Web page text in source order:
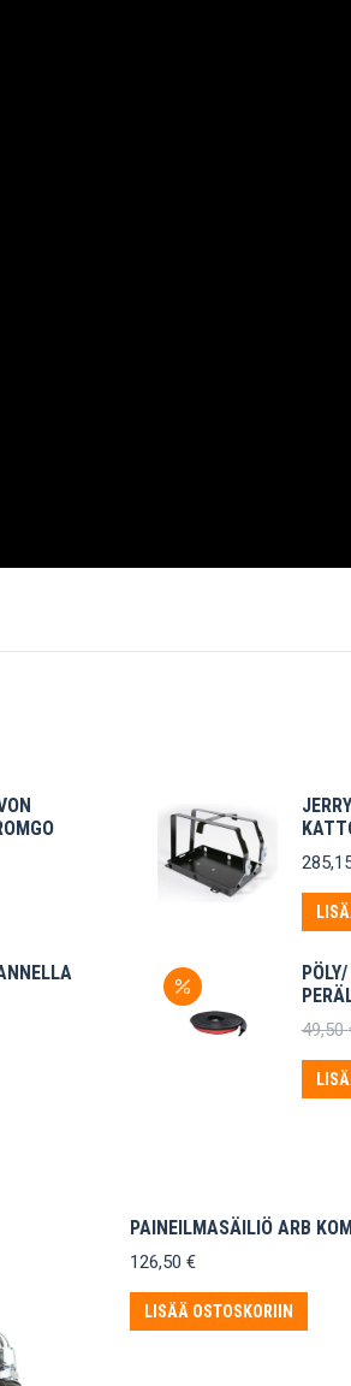
49,50
PAINEILMASÄILIÖ ARB
126,50 €
LISÄÄ OSTOSKORIIN